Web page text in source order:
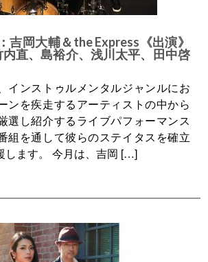
吉岡大輔＆the Express《出演》
直、島裕介、浅川太平、田中啓
インストゥルメンタルジャンルにお
ンを疾走するアーティストの中から
選し紹介するライブパフォーマンス
組を通して彼らのステイタスを確立
します。 今月は、吉岡 […]